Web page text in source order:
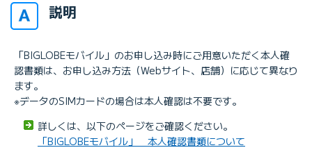
説明
「BIGLOBEモバイル」のお申し込み時にご用意いただく本人確
認書類は、お申し込み方法（Webサイト、店舗）に応じて異なり
ます。
※データのSIMカードの場合は本人確認は不要です。
詳しくは、以下のページをご確認ください。
「BIGLOBEモバイル」 本人確認書類について